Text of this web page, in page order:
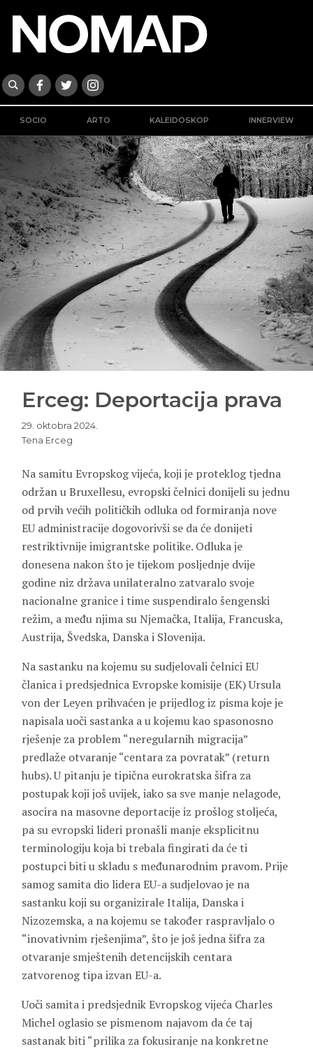
SOCIO ARTO KALEIDOSKOP INNERVIEW
Erceg: Deportacija prava
29. oktobra 2024.
Tena Erceg
Na samitu Evropskog vijeća, koji je proteklog tjedna
održan u Bruxellesu, evropski čelnici donijeli su jednu
od prvih većih političkih odluka od formiranja nove
EU administracije dogovorivši se da će donijeti
restriktivnije imigrantske politike. Odluka je
donesena nakon što je tijekom posljednje dvije
godine niz država unilateralno zatvaralo svoje
nacionalne granice i time suspendiralo šengenski
režim, a među njima su Njemačka, Italija, Francuska,
Austrija, Švedska, Danska i Slovenija.
Na sastanku na kojemu su sudjelovali čelnici EU
članica i predsjednica Evropske komisije (EK) Ursula
von der Leyen prihvaćen je prijedlog iz pisma koje je
napisala uoči sastanka a u kojemu kao spasonosno
rješenje za problem “neregularnih migracija”
predlaže otvaranje “centara za povratak” (return
hubs). U pitanju je tipična eurokratska šifra za
postupak koji još uvijek, iako sa sve manje nelagode,
asocira na masovne deportacije iz prošlog stoljeća,
pa su evropski lideri pronašli manje eksplicitnu
terminologiju koja bi trebala fingirati da će ti
postupci biti u skladu s međunarodnim pravom. Prije
samog samita dio lidera EU-a sudjelovao je na
sastanku koji su organizirale Italija, Danska i
Nizozemska, a na kojemu se također raspravljalo o
“inovativnim rješenjima”, što je još jedna šifra za
otvaranje smještenih detencijskih centara
zatvorenog tipa izvan EU-a.
Uoči samita i predsjednik Evropskog vijeća Charles
Michel oglasio se pismenom najavom da će taj
sastanak biti “prilika za fokusiranje na konkretne